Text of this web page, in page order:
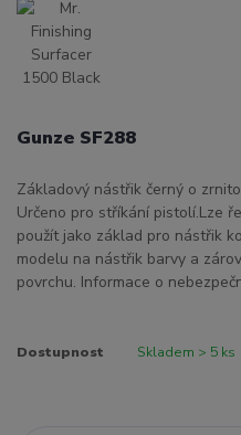
Gunze SF288
Základový nástřik černý o
Určeno pro stříkání pistolí.Lze
použít jako základ pro nástřik
modelu na nástřik barvy a
povrchu. Informace o
Dostupnost Skladem > 5 ks